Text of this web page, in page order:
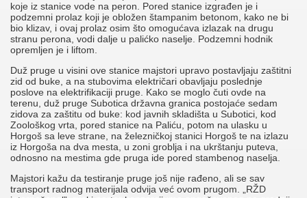
koje iz stanice vode na peron. Pored stanice izgrađen je i
podzemni prolaz koji je obložen štampanim betonom, kako ne bi
bio klizav, i ovaj prolaz osim što omogućava izlazak na drugu
stranu perona, vodi dalje u palićko naselje. Podzemni hodnik
opremljen je i liftom.
Duž pruge u visini ove stanice majstori upravo postavljaju zaštitni
zid od buke, a na stubovima električari obavljaju poslednje
poslove na elektrifikaciji pruge. Kako se moglo čuti ovde na
terenu, duž pruge Subotica državna granica postojaće sedam
zidova za zaštitu od buke: kod javnih skladišta u Subotici, kod
Zoološkog vrta, pored stanice na Paliću, potom na ulasku u
Horgoš sa leve strane, na železničkoj stanici Horgoš te na izlazu
iz Horgoša na dva mesta, u zoni groblja i na ukrštanju puteva,
odnosno na mestima gde pruga ide pored stambenog naselja.
Majstori kažu da testiranje pruge još nije rađeno, ali se sav
transport radnog materijala odvija već ovom prugom. „RŽD